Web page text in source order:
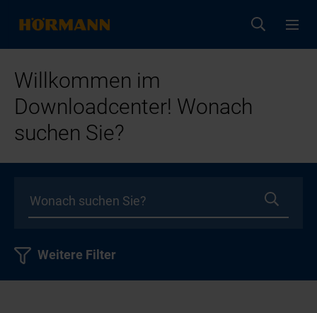
Willkommen im
Downloadcenter! Wonach
suchen Sie?
Weitere Filter